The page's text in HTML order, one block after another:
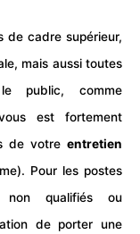
de cadre supérieur,
mais aussi toutes
public, comme
est fortement
de votre entretien
Pour les postes
non qualifiés ou
de porter une